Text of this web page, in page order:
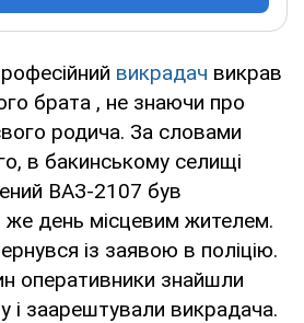
викрадач викрав
брата , не знаючи про
родича. За словами
в бакинському селищі
ВАЗ-2107 був
же день місцевим жителем.
із заявою в поліцію.
оперативники знайшли
і заарештували викрадача.